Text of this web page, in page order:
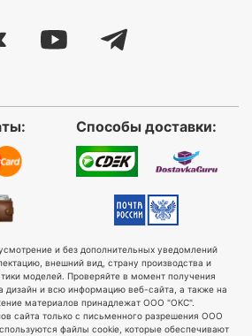
Способы доставки:
и без дополнительных уведомлений
внешний вид, страну производства и
моделей. Проверяйте в момент получения
дизайн и всю информацию веб-сайта, а также на
материалов принадлежат ООО "ОКС".
сайта только с письменного разрешения ООО
файлы cookie, которые обеспечивают